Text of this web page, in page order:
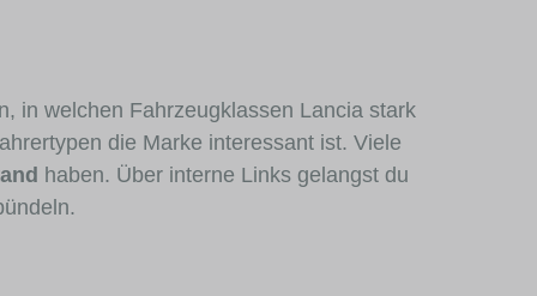
in welchen Fahrzeugklassen Lancia stark
die Marke interessant ist. Viele
haben. Über interne Links gelangst du